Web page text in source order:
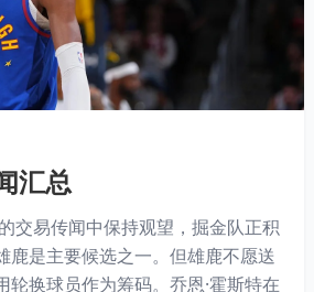
汇总
交易传闻中保持观望，掘金队正积
鹿是主要候选之一。但雄鹿不愿送
轮换球员作为筹码。乔恩·霍斯特在